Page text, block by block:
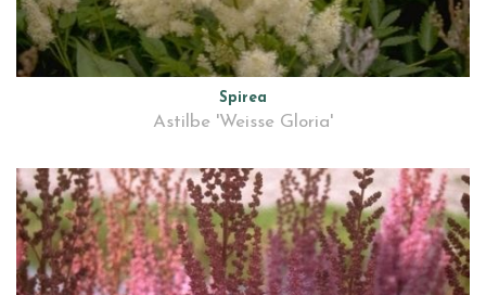
Spirea
Astilbe 'Weisse Gloria'